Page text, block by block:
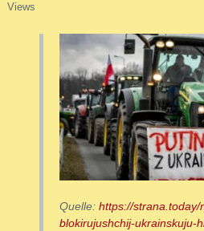
Views
Quelle: https://strana.today/
blokirujushchij-ukrainskuju-